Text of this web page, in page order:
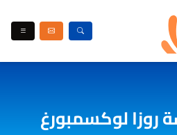
لوكسمبورغ